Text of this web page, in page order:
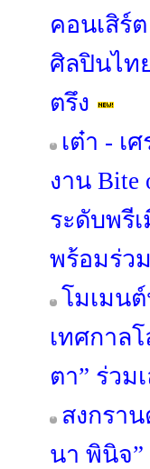
คอนเสิร์ต
ศิลปินไท
ตรึง
เต๋า - เ
งาน
ระดับพรี
พร้อมร่ว
โมเมน
เทศกาล
ตา” ร่ว
สงกรา
นา พินิจ